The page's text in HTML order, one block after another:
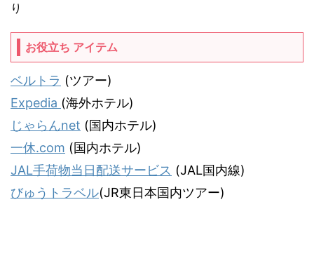
り
お役立ち アイテム
ベルトラ (ツアー)
Expedia (海外ホテル)
じゃらんnet (国内ホテル)
一休.com (国内ホテル)
JAL手荷物当日配送サービス (JAL国内線)
びゅうトラベル(JR東日本国内ツアー)